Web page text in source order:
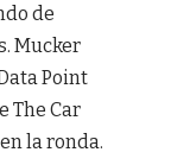
de
Mucker
Point
The Car
la ronda.